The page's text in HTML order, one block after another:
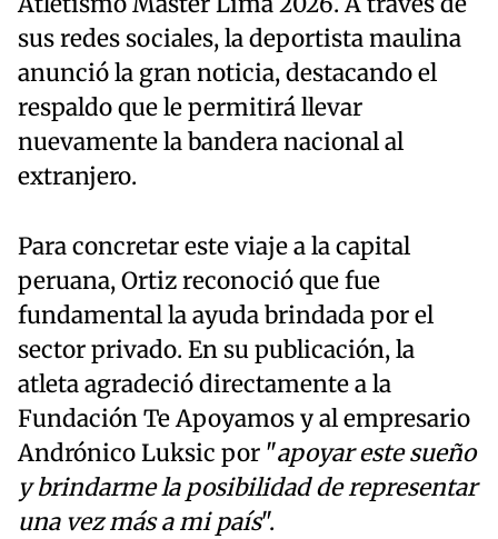
sus redes sociales, la deportista maulina
anunció la gran noticia, destacando el
respaldo que le permitirá llevar
nuevamente la bandera nacional al
extranjero.
Para concretar este viaje a la capital
peruana, Ortiz reconoció que fue
fundamental la ayuda brindada por el
sector privado. En su publicación, la
atleta agradeció directamente a la
Fundación Te Apoyamos y al empresario
Andrónico Luksic por "apoyar este sueño
y brindarme la posibilidad de representar
una vez más a mi país".